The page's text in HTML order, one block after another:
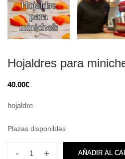
Hojaldres para
40.00€
hojaldre
Plazas disponibles
- + AÑADIR AL